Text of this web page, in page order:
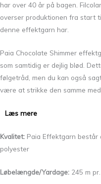
har over 40 år på bagen.
overser produktionen fra start
denne effektgarn har.
Paia Chocolate Shimmer
som samtidig er dejlig blød.
følgetråd, men du kan også
være at strikke den samme
Læs mere
Kvalitet: Paia Effektgarn består
polyester
Løbelængde/Yardage: 245 m